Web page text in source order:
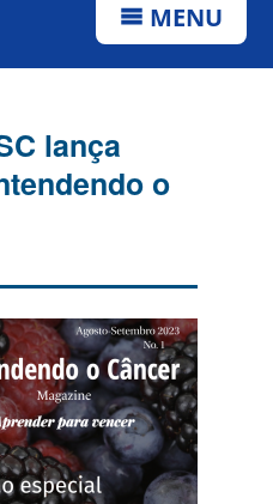
MENU
lança
o